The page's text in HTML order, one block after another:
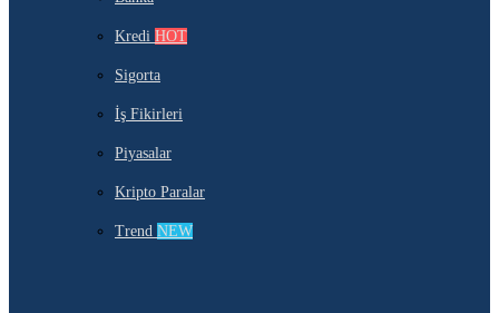
Kredi HOT
Sigorta
İş Fikirleri
Piyasalar
Kripto Paralar
Trend NEW